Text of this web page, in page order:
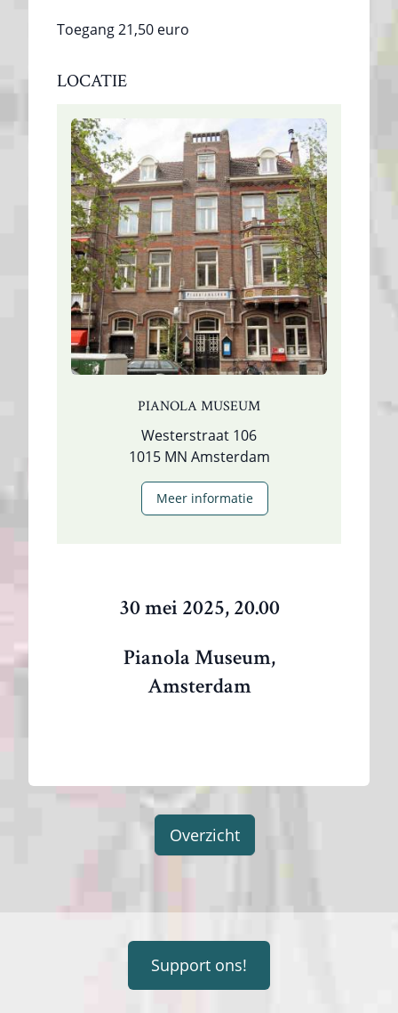
Toegang 21,50 euro
LOCATIE
PIANOLA MUSEUM
Westerstraat 106
1015 MN Amsterdam
Meer informatie
30 mei 2025, 20.00
Pianola Museum,
Amsterdam
Overzicht
Support ons!